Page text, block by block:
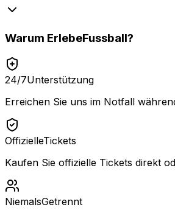
Warum ErlebeFussball?
24/7Unterstützung
Erreichen Sie uns im Notfall
OffizielleTickets
Kaufen Sie offizielle Tickets direkt
NiemalsGetrennt